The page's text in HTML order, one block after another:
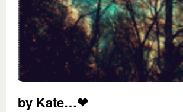
by Kate…❤